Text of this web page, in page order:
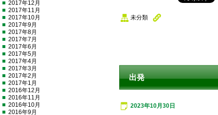
未分類
出発
2023年10月30日
2017年12月
2017年11月
2017年10月
2017年9月
2017年8月
2017年7月
2017年6月
2017年5月
2017年4月
2017年3月
2017年2月
2017年1月
2016年12月
2016年11月
2016年10月
2016年9月